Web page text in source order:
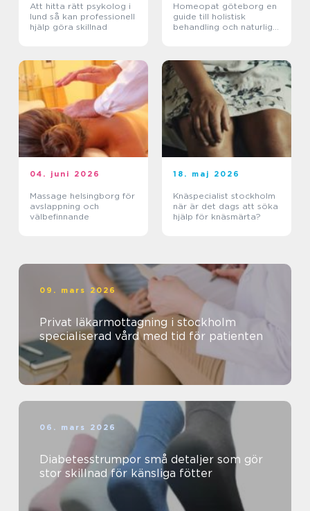
Att hitta rätt psykolog i
lund så kan professionell
hjälp göra skillnad
Homeopat göteborg en
guide till holistisk
behandling och naturlig
04. juni 2026
Massage helsingborg för
avslappning och
välbefinnande
18. maj 2026
Knäspecialist stockholm
när är det dags att söka
hjälp för knäsmärta?
09. mars 2026
Privat läkarmottagning i stockholm
specialiserad vård med tid för patienten
06. mars 2026
Diabetesstrumpor små detaljer som gör
stor skillnad för känsliga fötter